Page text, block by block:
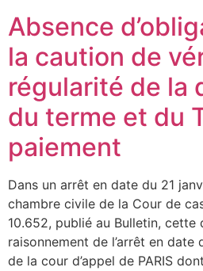
Absence
la caution de
régularité de la
du terme et du
paiement
Dans un arrêt en date du 21
chambre civile de la Cour de
10.652, publié au Bulletin, cette
raisonnement de l’arrêt en
de la cour d’appel de PARIS